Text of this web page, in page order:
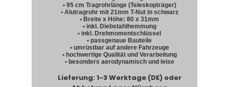
• 95 cm Tragrohrlänge (Teleskopträger)
• Alutragrohr mit 21mm T-Nut in schwarz
• Breite x Höhe: 80 x 31mm
• inkl. Diebstahlhemmung
• inkl. Drehmomentschlüssel
• passgenaue Bauteile
• umrüstbar auf andere Fahrzeuge
• hochwertige Qualität und Verarbeitung
• besonders aerodynamisch und leise
Lieferung: 1-3 Werktage (DE) oder